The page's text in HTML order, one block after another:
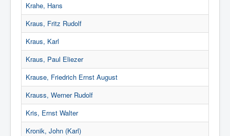
Krahe, Hans
Kraus, Fritz Rudolf
Kraus, Karl
Kraus, Paul Eliezer
Krause, Friedrich Ernst August
Krauss, Werner Rudolf
Kris, Ernst Walter
Kronik, John (Karl)